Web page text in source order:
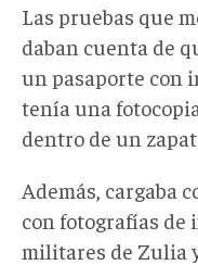
Las pruebas que
daban cuenta de
un pasaporte con
tenía una
dentro de un
Además, cargaba
con fotografías de
militares de Zulia